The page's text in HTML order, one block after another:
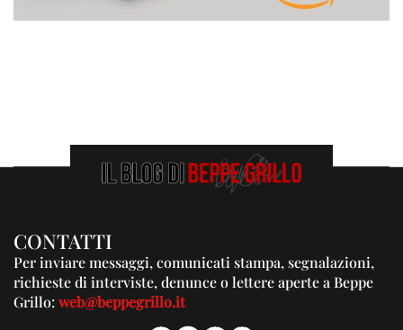
CONTATTI
Per inviare messaggi, comunicati stampa, segnalazioni,
richieste di interviste, denunce o lettere aperte a Beppe
Grillo:web@beppegrillo.it